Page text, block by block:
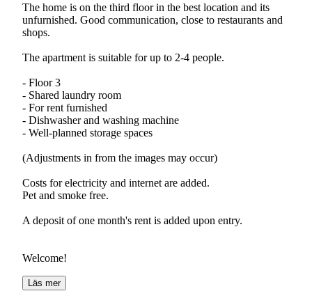
The home is on the third floor in the best location and its
unfurnished. Good communication, close to restaurants and
shops.
The apartment is suitable for up to 2-4 people.
- Floor 3
- Shared laundry room
- For rent furnished
- Dishwasher and washing machine
- Well-planned storage spaces
(Adjustments in from the images may occur)
Costs for electricity and internet are added.
Pet and smoke free.
A deposit of one month's rent is added upon entry.
Welcome!
Läs mer